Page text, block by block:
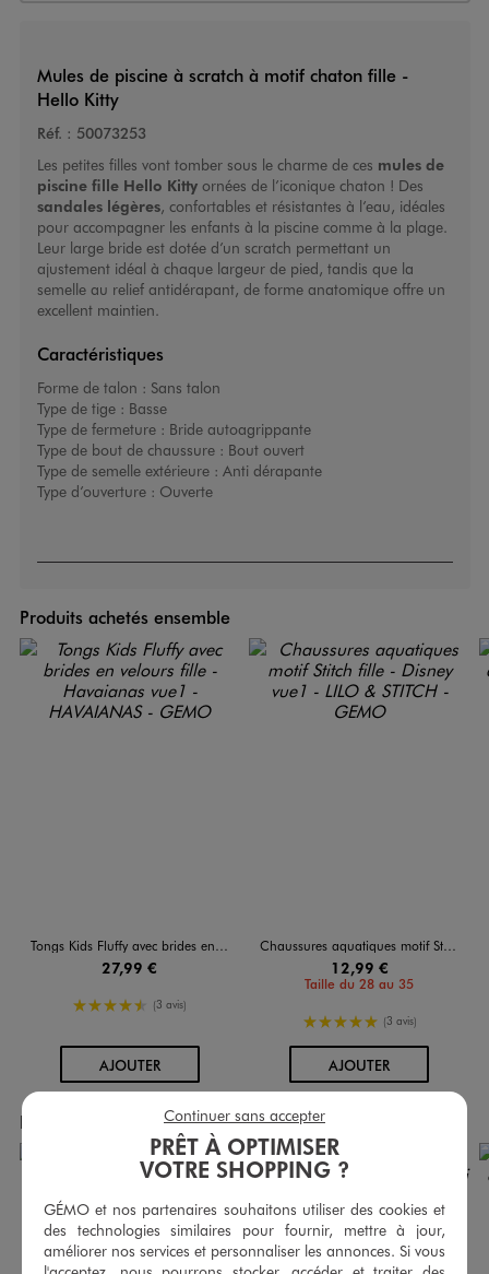
Mules de piscine à scratch à motif chaton fille -
Hello Kitty
Réf. : 50073253
Les petites filles vont tomber sous le charme de ces mules de
piscine fille Hello Kitty ornées de l’iconique chaton ! Des
sandales légères, confortables et résistantes à l’eau, idéales
pour accompagner les enfants à la piscine comme à la plage.
Leur large bride est dotée d’un scratch permettant un
ajustement idéal à chaque largeur de pied, tandis que la
semelle au relief antidérapant, de forme anatomique offre un
excellent maintien.
Caractéristiques
Forme de talon : Sans talon
Type de tige : Basse
Type de fermeture : Bride autoagrippante
Type de bout de chaussure : Bout ouvert
Type de semelle extérieure : Anti dérapante
Type d’ouverture : Ouverte
Produits achetés ensemble
Tongs Kids Fluffy avec brides en velours fille - Havaianas
27,99 €
4.5/5 de moyenne
(3 avis)
AJOUTERAU PANIER
Chaussures aquatiques motif Stitch fille - Disney
12,99 €
Taille du 28 au 35
5/5 de moyenne
(3 avis)
AJOUTERAU PANIER
Produits achetés ensemble
PRÊT À OPTIMISER
VOTRE SHOPPING ?
GÉMO et nos partenaires souhaitons utiliser des cookies et
des technologies similaires pour fournir, mettre à jour,
améliorer nos services et personnaliser les annonces. Si vous
Continuer sans accepter